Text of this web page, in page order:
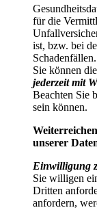
für die
ist, bzw. bei
Schadenfällen.
Sie können
jederzeit mit
Beachten Sie
sein können.
unserer
Einwilligung
Sie willigen
Dritten
anfordern,